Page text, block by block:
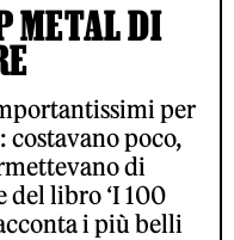
METAL DI
per
costavano poco,
di
del libro ‘I 100
i più belli